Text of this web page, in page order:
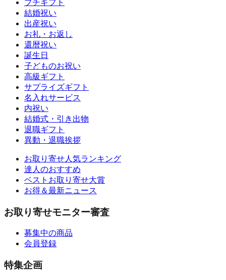
プチギフト
結婚祝い
出産祝い
お礼・お返し
還暦祝い
誕生日
子どものお祝い
高級ギフト
サプライズギフト
名入れサービス
内祝い
結婚式・引き出物
退職ギフト
異動・退職挨拶
お取り寄せ人気ランキング
達人のおすすめ
ベストお取り寄せ大賞
お得＆最新ニュース
お取り寄せモニター審査
募集中の商品
会員登録
特集企画